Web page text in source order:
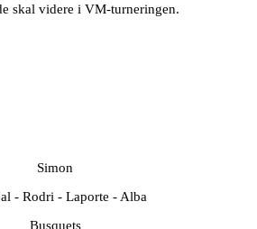
skal videre i VM-turneringen.
Simon
- Rodri - Laporte - Alba
Busquets